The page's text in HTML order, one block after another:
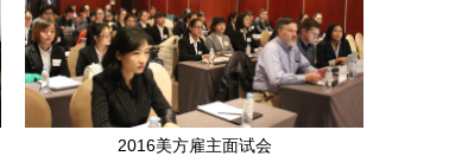
2016美方雇主面试会